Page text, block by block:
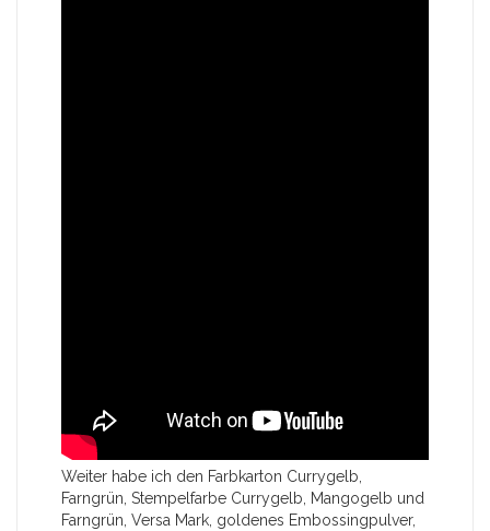
Weiter habe ich den Farbkarton Currygelb,
Farngrün, Stempelfarbe Currygelb, Mangogelb und
Farngrün, Versa Mark, goldenes Embossingpulver,